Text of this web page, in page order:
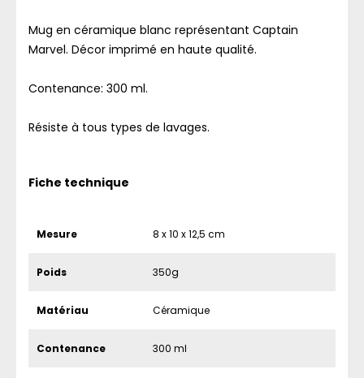
Mug en céramique blanc représentant Captain
Marvel. Décor imprimé en haute qualité.
Contenance: 300 ml.
Résiste à tous types de lavages.
Fiche technique
Mesure 8 x 10 x 12,5 cm
Poids 350g
Matériau Céramique
Contenance 300 ml